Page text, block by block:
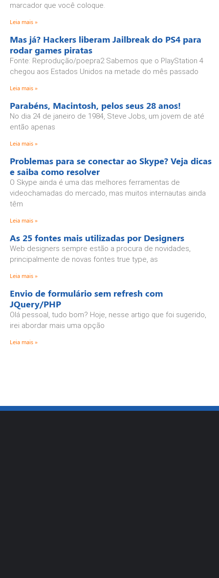
marcador que você coloque.
Leia mais »
Mas já? Hackers liberam Jailbreak do PS4 para
rodar games piratas
Fonte: Reprodução/poepra2 Sabemos que o PlayStation 4
chegou aos Estados Unidos na metade do mês passado
Leia mais »
Parabéns, Macintosh, pelos seus 28 anos!
No dia 24 de janeiro de 1984, Steve Jobs, um jovem de até
então apenas
Leia mais »
Problemas para se conectar ao Skype? Veja dicas
e saiba como resolver
O Skype ainda é uma das melhores ferramentas de
videochamadas do mercado, mas muitos internautas ainda
têm
Leia mais »
As 25 fontes mais utilizadas por Designers
Web designers sempre estão a procura de novidades,
principalmente de novas fontes true type, as
Leia mais »
Envio de formulário sem refresh com
JQuery/PHP
Olá pessoal, tudo bom? Hoje, nesse artigo que foi sugerido,
irei abordar mais uma opção
Leia mais »